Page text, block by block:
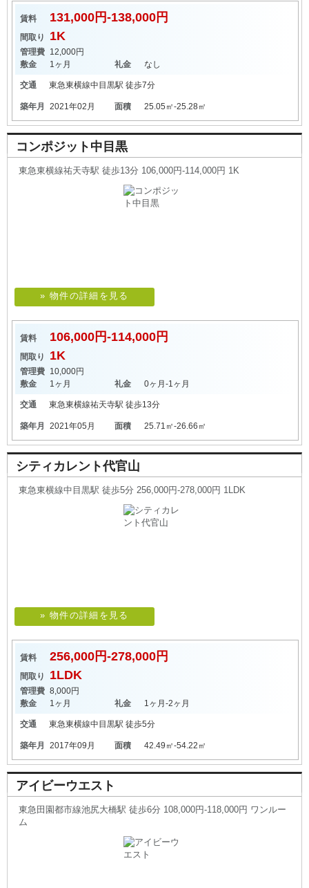
賃料 131,000円-138,000円
間取り 1K
管理費 12,000円
敷金
1ヶ月 礼金 なし
交通 東急東横線中目黒駅 徒歩7分
築年月 2021年02月 面積 25.05㎡-25.28㎡
コンポジット中目黒
東急東横線祐天寺駅 徒歩13分 106,000円-114,000円 1K
» 物件の詳細を見る
賃料 106,000円-114,000円
間取り 1K
管理費 10,000円
敷金
1ヶ月 礼金 0ヶ月-1ヶ月
交通 東急東横線祐天寺駅 徒歩13分
築年月 2021年05月 面積 25.71㎡-26.66㎡
シティカレント代官山
東急東横線中目黒駅 徒歩5分 256,000円-278,000円 1LDK
» 物件の詳細を見る
賃料 256,000円-278,000円
間取り 1LDK
管理費 8,000円
敷金
1ヶ月 礼金 1ヶ月-2ヶ月
交通 東急東横線中目黒駅 徒歩5分
築年月 2017年09月 面積 42.49㎡-54.22㎡
アイビーウエスト
東急田園都市線池尻大橋駅 徒歩6分 108,000円-118,000円 ワンルー
ム